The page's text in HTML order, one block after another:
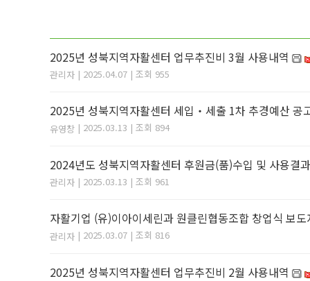
2025년 성북지역자활센터 업무추진비 3월 사용내역
관리자 | 2025.04.07 | 조회 955
2025년 성북지역자활센터 세입‧세출 1차 추경예산 공
유영창 | 2025.03.13 | 조회 894
2024년도 성북지역자활센터 후원금(품)수입 및 사용결
관리자 | 2025.03.13 | 조회 961
자활기업 (유)이아이세린과 원클린협동조합 창업식 보도
관리자 | 2025.03.07 | 조회 816
2025년 성북지역자활센터 업무추진비 2월 사용내역